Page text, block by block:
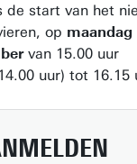
de start van het
op maandag
van 15.00 uur
uur) tot 16.15